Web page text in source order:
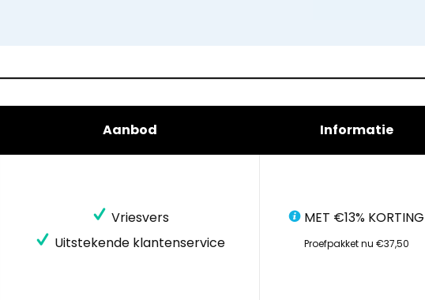
Aanbod Informatie
Vriesvers
Uitstekende klantenservice
MET €13% KORTING
Proefpakket nu €37,50